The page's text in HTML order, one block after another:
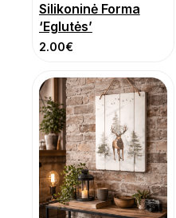
Silikoninė Forma
‘Eglutės’
2.00€